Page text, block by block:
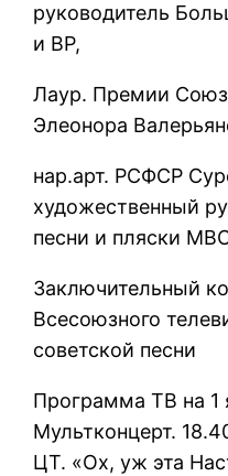
руководитель
и ВР,
Лаур. Премии
Элеонора
нар.арт. РСФСР
художественный
песни и пляски
Заключительный
Всесоюзного
советской песни
Программа ТВ на 1
Мультконцерт.
ЦТ. «Ох, уж эта